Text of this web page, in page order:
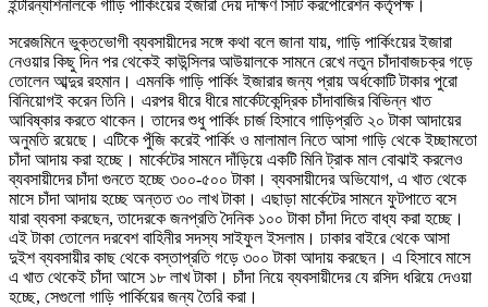
ইন্টারন্যাশনালকে গাড়ি পার্কিংয়ের ইজারা দেয় দক্ষিণ সিটি করপোরেশন কর্তৃপক্ষ।
সরেজমিনে ভুক্তভোগী ব্যবসায়ীদের সঙ্গে কথা বলে জানা যায়, গাড়ি পার্কিংয়ের ইজারা
নেওয়ার কিছু দিন পর থেকেই কাউন্সিলর আউয়ালকে সামনে রেখে নতুন চাঁদাবাজচক্র গড়ে
তোলেন আব্দুর রহমান। এমনকি গাড়ি পার্কিং ইজারার জন্য প্রায় অর্ধকোটি টাকার পুরো
বিনিয়োগই করেন তিনি। এরপর ধীরে ধীরে মার্কেটকেন্দ্রিক চাঁদাবাজির বিভিন্ন খাত
আবিষ্কার করতে থাকেন। তাদের শুধু পার্কিং চার্জ হিসাবে গাড়িপ্রতি ২০ টাকা আদায়ের
অনুমতি রয়েছে। এটিকে পুঁজি করেই পার্কিং ও মালামাল নিতে আসা গাড়ি থেকে ইচ্ছামতো
চাঁদা আদায় করা হচ্ছে। মার্কেটের সামনে দাঁড়িয়ে একটি মিনি ট্রাক মাল বোঝাই করলেও
ব্যবসায়ীদের চাঁদা গুনতে হচ্ছে ৩০০-৫০০ টাকা। ব্যবসায়ীদের অভিযোগ, এ খাত থেকে
মাসে চাঁদা আদায় হচ্ছে অন্তত ৩০ লাখ টাকা। এছাড়া মার্কেটের সামনে ফুটপাতে বসে
যারা ব্যবসা করছেন, তাদেরকে জনপ্রতি দৈনিক ১০০ টাকা চাঁদা দিতে বাধ্য করা হচ্ছে।
এই টাকা তোলেন দরবেশ বাহিনীর সদস্য সাইফুল ইসলাম। ঢাকার বাইরে থেকে আসা
দুইশ ব্যবসায়ীর কাছ থেকে বস্তাপ্রতি গড়ে ৩০০ টাকা আদায় করছেন। এ হিসাবে মাসে
এ খাত থেকেই চাঁদা আসে ১৮ লাখ টাকা। চাঁদা নিয়ে ব্যবসায়ীদের যে রসিদ ধরিয়ে দেওয়া
হচ্ছে, সেগুলো গাড়ি পার্কিয়ের জন্য তৈরি করা।